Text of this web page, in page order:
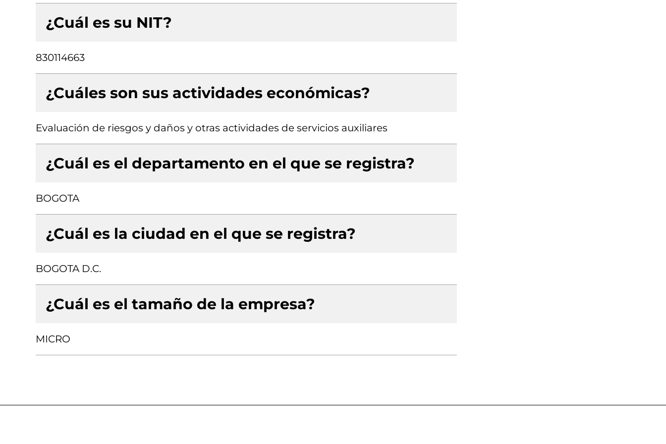
¿Cuál es su NIT?
830114663
¿Cuáles son sus actividades económicas?
Evaluación de riesgos y daños y otras actividades de servicios auxiliares
¿Cuál es el departamento en el que se registra?
BOGOTA
¿Cuál es la ciudad en el que se registra?
BOGOTA D.C.
¿Cuál es el tamaño de la empresa?
MICRO